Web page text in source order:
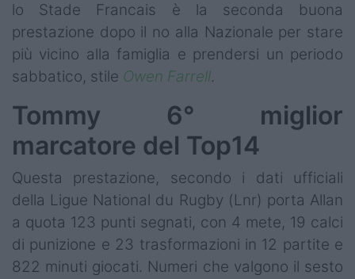
lo Stade Francais è la seconda buona
prestazione dopo il no alla Nazionale per stare
più vicino alla famiglia e prendersi un periodo
sabbatico, stile Owen Farrell.
Tommy 6° miglior
marcatore del Top14
Questa prestazione, secondo i dati ufficiali
della Ligue National du Rugby (Lnr) porta Allan
a quota 123 punti segnati, con 4 mete, 19 calci
di punizione e 23 trasformazioni in 12 partite e
822 minuti giocati. Numeri che valgono il sesto